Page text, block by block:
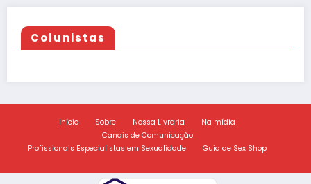
Colunistas
Início Sobre Nossa Livraria
Na mídia
Canais de Comunicação
Profissionais Especialistas em Sexualidade
Guia de Sex Shop